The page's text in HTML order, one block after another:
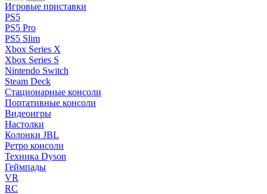
Игровые приставки
PS5
PS5 Pro
PS5 Slim
Xbox Series X
Xbox Series S
Nintendo Switch
Steam Deck
Стационарные консоли
Портативные консоли
Видеоигры
Настолки
Колонки JBL
Ретро консоли
Техника Dyson
Геймпады
VR
RC